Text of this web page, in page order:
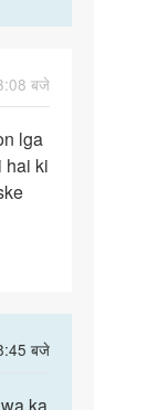
बजे
lga
hai ki
बजे
ka